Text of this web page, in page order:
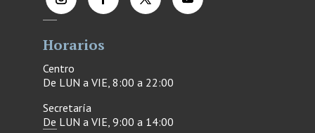
Horarios
Centro
De LUN a VIE, 8:00 a 22:00
Secretaría
De LUN a VIE, 9:00 a 14:00